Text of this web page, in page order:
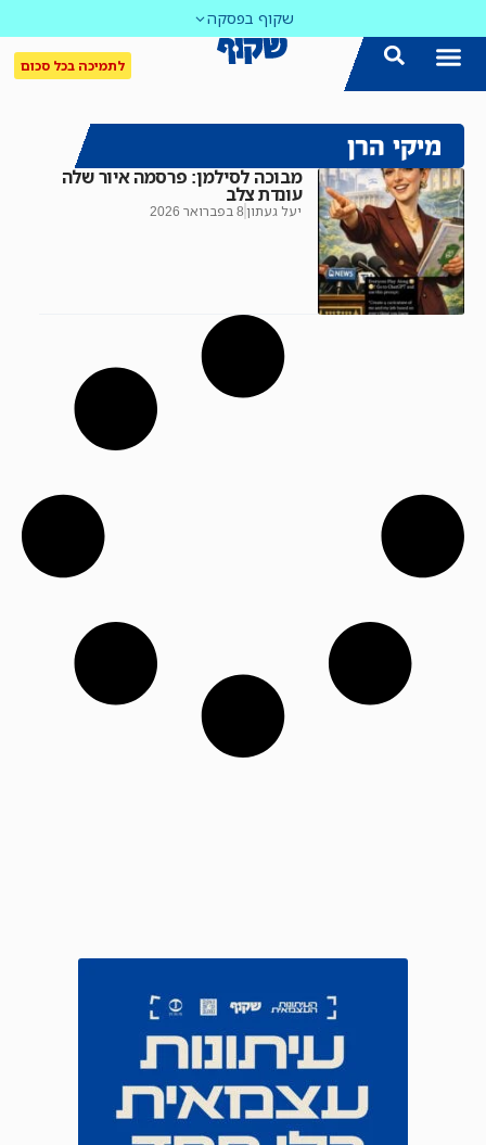
שקוף בפסקה
לתמיכה בכל סכום
מיקי הרן
מבוכה לסילמן: פרסמה איור שלה
עונדת צלב
יעל געתון 8 בפברואר 2026